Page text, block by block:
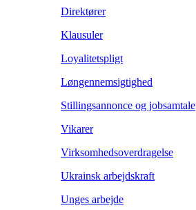
Direktører
Klausuler
Loyalitetspligt
Løngennemsigtighed
Stillingsannonce og jobsamtale
Vikarer
Virksomhedsoverdragelse
Ukrainsk arbejdskraft
Unges arbejde